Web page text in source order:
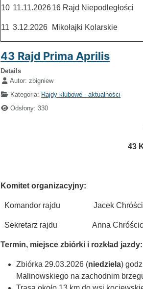
10 11.11.202616 Rajd Niepodległości
11 3.12.2026 Mikołajki Kolarskie
43 Rajd Prima Aprilis
Details
Autor:zbigniew
Kategoria: Rajdy klubowe - aktualności
Odsłony: 330
43
Komitet organizacyjny:
Komandor rajdu Jacek
Sekretarz rajdu Anna
Termin, miejsce zbiórki i rozkład jazdy:
Zbiórka 29.03.2026 (niedziela)
Malinowskiego na zachodnim